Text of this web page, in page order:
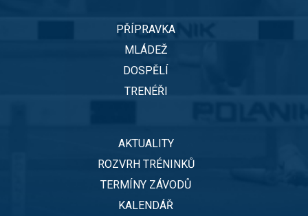
PŘÍPRAVKA
MLÁDEŽ
DOSPĚLÍ
TRENÉŘI
AKTUALITY
ROZVRH TRÉNINKŮ
TERMÍNY ZÁVODŮ
KALENDÁŘ